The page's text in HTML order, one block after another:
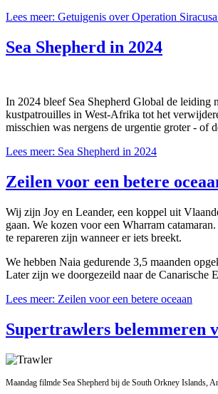
Lees meer: Getuigenis over Operation
Sea Shepherd in 2024
In 2024 bleef Sea Shepherd Global de leiding
kustpatrouilles in West-Afrika tot het
misschien was nergens de urgentie groter - of
Lees meer: Sea Shepherd in 2024
Zeilen voor een betere
Wij zijn Joy en Leander, een koppel uit
gaan. We kozen voor een Wharram
te repareren zijn wanneer er iets breekt.
We hebben Naia gedurende 3,5 maanden
Later zijn we doorgezeild naar de Canarische
Lees meer: Zeilen voor een betere oceaan
Supertrawlers belemmeren
Maandag filmde Sea Shepherd bij de South Orkney Islands,